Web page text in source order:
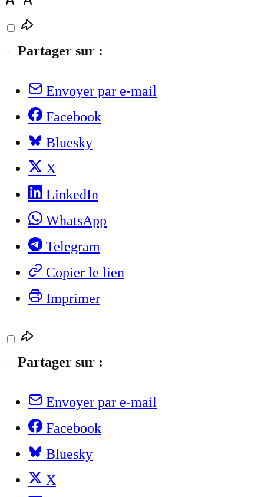
Partager sur :
Envoyer par e-mail
Facebook
Bluesky
X
LinkedIn
WhatsApp
Telegram
Copier le lien
Imprimer
Partager sur :
Envoyer par e-mail
Facebook
Bluesky
X